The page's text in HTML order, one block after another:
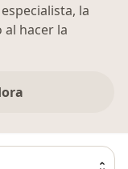
la
hacer la